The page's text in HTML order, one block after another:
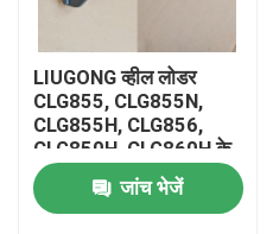
LIUGONG व्हील लोडर
CLG855, CLG855N,
CLG855H, CLG856,
CLG850H, CLG860H के
लिए 11C1309 कूलिंग पंप
एसे
जांच भेजें